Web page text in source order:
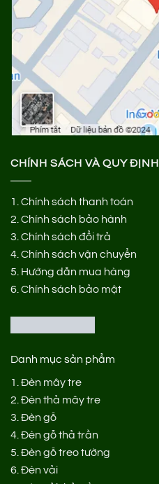
CHÍNH SÁCH VÀ QUY ĐỊNH
1. Chính sách thanh toán
2. Chính sách bảo hành
3. Chính sách đổi trả
4. Chính sách vận chuyển
5. Hướng dẫn mua hàng
6. Chính sách bảo mật
Danh mục sản phẩm
1. Đèn mây tre
2. Đèn thả mây tre
3. Đèn gỗ
4. Đèn gỗ thả trần
5. Đèn gỗ treo tường
6. Đèn vải